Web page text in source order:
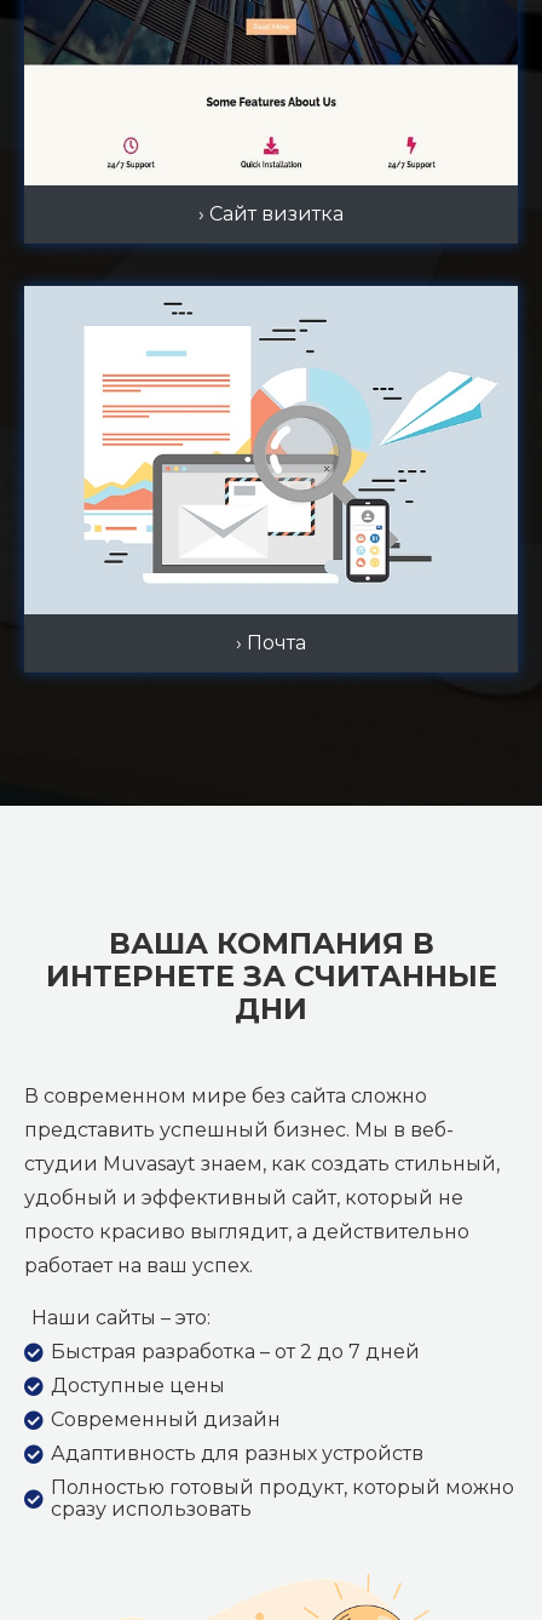
› Сайт визитка
› Почта
ВАША КОМПАНИЯ В
ИНТЕРНЕТЕ ЗА СЧИТАННЫЕ
ДНИ
В современном мире без сайта сложно
представить успешный бизнес. Мы в веб-
студии Muvasayt знаем, как создать стильный,
удобный и эффективный сайт, который не
просто красиво выглядит, а действительно
работает на ваш успех.
Наши сайты – это:
Быстрая разработка – от 2 до 7 дней
Доступные цены
Современный дизайн
Адаптивность для разных устройств
Полностью готовый продукт, который можно
сразу использовать